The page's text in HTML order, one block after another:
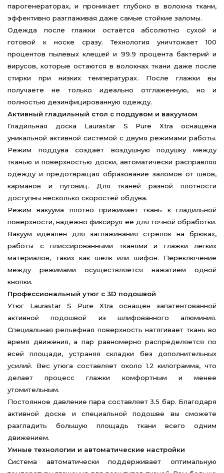
парогенераторах, и проникает глубоко в волокна ткани,
эффективно разглаживая даже самые стойкие заломы.
Одежда после глажки остаётся абсолютно сухой и
готовой к носке сразу. Технология уничтожает 100
процентов пылевых клещей и 99.9 процента бактерий и
вирусов, которые остаются в волокнах ткани даже после
стирки при низких температурах. После глажки вы
получаете не только идеально отглаженную, но и
полностью дезинфицированную одежду.
Активный гладильный стол с поддувом и вакуумом
Гладильная доска Laurastar S Pure Xtra оснащена
уникальной активной системой с двумя режимами работы.
Режим поддува создаёт воздушную подушку между
тканью и поверхностью доски, автоматически расправляя
одежду и предотвращая образование заломов от швов,
карманов и пуговиц. Для тканей разной плотности
доступны несколько скоростей обдува.
Режим вакуума плотно прижимает ткань к гладильной
поверхности, надёжно фиксируя её для точной обработки.
Вакуум идеален для заглаживания стрелок на брюках,
работы с плиссированными тканями и глажки лёгких
материалов, таких как шёлк или шифон. Переключение
между режимами осуществляется нажатием одной
кнопки.
Профессиональный утюг с 3D подошвой
Утюг Laurastar S Pure Xtra оснащён запатентованной
активной подошвой из шлифованного алюминия.
Специальная рельефная поверхность натягивает ткань во
время движения, а пар равномерно распределяется по
всей площади, устраняя складки без дополнительных
усилий. Вес утюга составляет около 1.2 килограмма, что
делает процесс глажки комфортным и менее
утомительным.
Постоянное давление пара составляет 3.5 бар. Благодаря
активной доске и специальной подошве вы сможете
разгладить большую площадь ткани всего одним
движением.
Умные технологии и автоматические настройки
Система автоматически поддерживает оптимальную